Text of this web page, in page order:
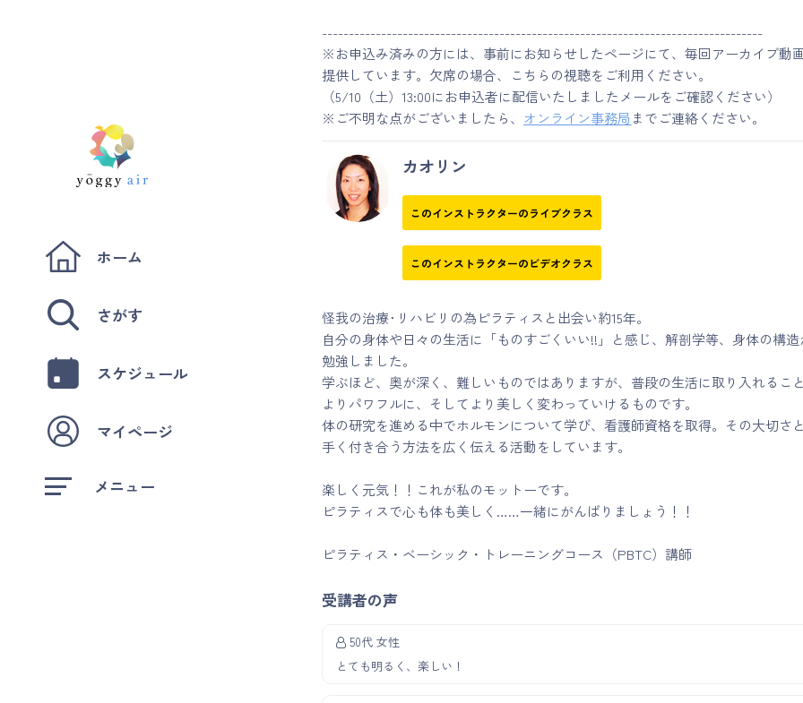
ホーム
さがす
スケジュール
マイページ
メニュー
----------------------------------------------------------------------------------
※お申込み済みの方には、事前にお知らせしたページにて、毎回アーカイブ動
提供しています。欠席の場合、こちらの視聴をご利用ください。
（5/10（土）13:00にお申込者に配信いたしましたメールをご確認ください）
※ご不明な点がございましたら、 オンライン事務局 までご連絡ください。
カオリン
このインストラクターのライブクラス
このインストラクターのビデオクラス
怪我の治療･リハビリの為ピラティスと出会い約15年。
自分の身体や日々の生活に「ものすごくいい!!」と感じ、解剖学等、身体の構造
勉強しました。
学ぶほど、奥が深く、難しいものではありますが、普段の生活に取り入れるこ
よりパワフルに、そしてより美しく変わっていけるものです。
体の研究を進める中でホルモンについて学び、看護師資格を取得。その大切さ
手く付き合う方法を広く伝える活動をしています。
楽しく元気！！これが私のモットーです。
ピラティスで心も体も美しく……一緒にがんばりましょう！！
ピラティス・ベーシック・トレーニングコース（PBTC）講師
受講者の声
50代 女性
とても明るく、楽しい！